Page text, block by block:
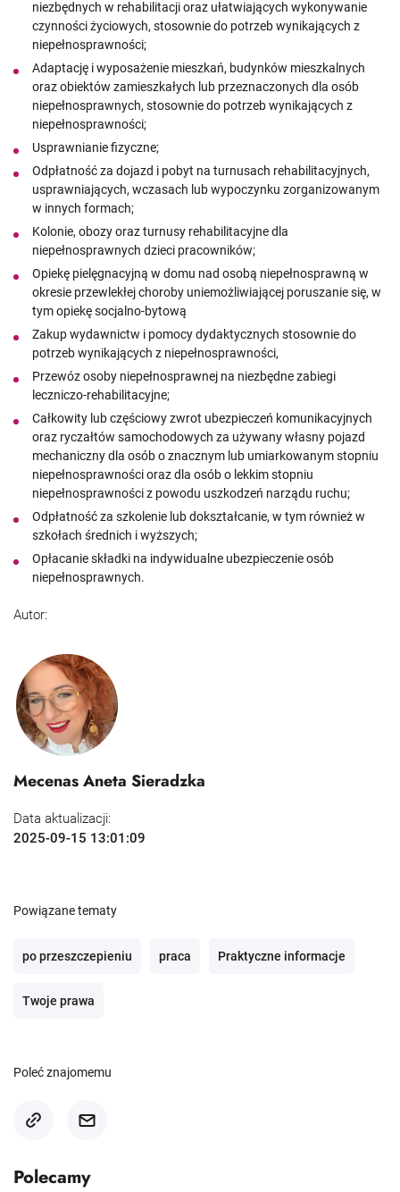
niezbędnych w rehabilitacji oraz ułatwiających wykonywanie
czynności życiowych, stosownie do potrzeb wynikających z
niepełnosprawności;
Adaptację i wyposażenie mieszkań, budynków mieszkalnych
oraz obiektów zamieszkałych lub przeznaczonych dla osób
niepełnosprawnych, stosownie do potrzeb wynikających z
niepełnosprawności;
Usprawnianie fizyczne;
Odpłatność za dojazd i pobyt na turnusach rehabilitacyjnych,
usprawniających, wczasach lub wypoczynku zorganizowanym
w innych formach;
Kolonie, obozy oraz turnusy rehabilitacyjne dla
niepełnosprawnych dzieci pracowników;
Opiekę pielęgnacyjną w domu nad osobą niepełnosprawną w
okresie przewlekłej choroby uniemożliwiającej poruszanie się, w
tym opiekę socjalno-bytową
Zakup wydawnictw i pomocy dydaktycznych stosownie do
potrzeb wynikających z niepełnosprawności,
Przewóz osoby niepełnosprawnej na niezbędne zabiegi
leczniczo-rehabilitacyjne;
Całkowity lub częściowy zwrot ubezpieczeń komunikacyjnych
oraz ryczałtów samochodowych za używany własny pojazd
mechaniczny dla osób o znacznym lub umiarkowanym stopniu
niepełnosprawności oraz dla osób o lekkim stopniu
niepełnosprawności z powodu uszkodzeń narządu ruchu;
Odpłatność za szkolenie lub dokształcanie, w tym również w
szkołach średnich i wyższych;
Opłacanie składki na indywidualne ubezpieczenie osób
niepełnosprawnych.
Autor:
Mecenas Aneta Sieradzka
Data aktualizacji:
2025-09-15 13:01:09
Powiązane tematy
po przeszczepieniu praca Praktyczne informacje
Twoje prawa
Poleć znajomemu
Polecamy